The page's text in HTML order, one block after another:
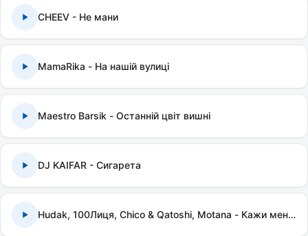
CHEEV - Не мани
MamaRika - На нашій вулиці
Maestro Barsik - Останній цвіт вишні
DJ KAIFAR - Сигарета
Hudak, 100Лиця, Chico & Qatoshi, Motana - Кажи мені правду